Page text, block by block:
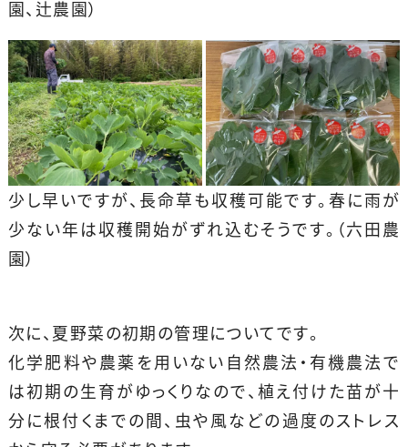
園、辻農園）
少し早いですが、長命草も収穫可能です。春に雨が
少ない年は収穫開始がずれ込むそうです。（六田農
園）
次に、夏野菜の初期の管理についてです。
化学肥料や農薬を用いない自然農法・有機農法で
は初期の生育がゆっくりなので、植え付けた苗が十
分に根付くまでの間、虫や風などの過度のストレス